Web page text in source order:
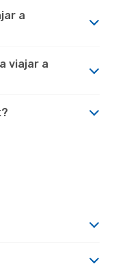
a
viajar a